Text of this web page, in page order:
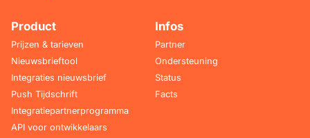
Product
Prijzen & tarieven
Nieuwsbrieftool
Integraties nieuwsbrief
Push Tijdschrift
Integratiepartnerprogramma
API voor ontwikkelaars
Infos
Partner
Ondersteuning
Status
Facts